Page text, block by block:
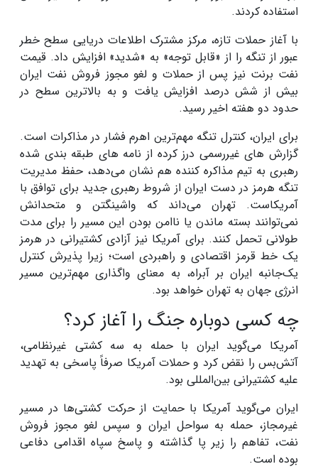
استفاده کردند.
با آغاز حملات تازه، مرکز مشترک اطلاعات دریایی سطح خطر
عبور از تنگه را از «قابل توجه» به «شدید» افزایش داد. قیمت
نفت برنت نیز پس از حملات و لغو مجوز فروش نفت ایران
بیش از شش درصد افزایش یافت و به بالاترین سطح در
حدود دو هفته اخیر رسید.
برای ایران، کنترل تنگه مهم‌ترین اهرم فشار در مذاکرات است.
گزارش های غیررسمی درز کرده از نامه های طبقه بندی شده
رهبری به تیم مذاکره کننده هم نشان می‌دهد، حفظ مدیریت
تنگه هرمز در دست ایران از شروط رهبری جدید برای توافق با
آمریکاست. تهران می‌داند که واشینگتن و متحدانش
نمی‌توانند بسته ماندن یا ناامن بودن این مسیر را برای مدت
طولانی تحمل کنند. برای آمریکا نیز آزادی کشتیرانی در هرمز
یک خط قرمز اقتصادی و راهبردی است؛ زیرا پذیرش کنترل
یک‌جانبه ایران بر آبراه، به معنای واگذاری مهم‌ترین مسیر
انرژی جهان به تهران خواهد بود.
چه کسی دوباره جنگ را آغاز کرد؟
آمریکا می‌گوید ایران با حمله به سه کشتی غیرنظامی،
آتش‌بس را نقض کرد و حملات آمریکا صرفاً پاسخی به تهدید
علیه کشتیرانی بین‌المللی بود.
ایران می‌گوید آمریکا با حمایت از حرکت کشتی‌ها در مسیر
غیرمجاز، حمله به سواحل ایران و سپس لغو مجوز فروش
نفت، تفاهم را زیر پا گذاشته و پاسخ سپاه اقدامی دفاعی
بوده است.